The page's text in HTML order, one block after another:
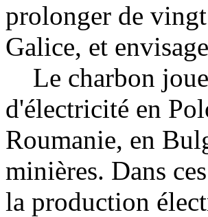
prolonger de
Galice, et
Le charbon
d'électricité en
Roumanie, en
minières. Dans
la production